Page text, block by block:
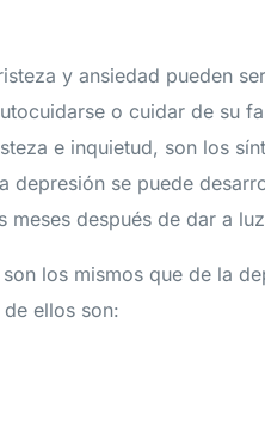
y ansiedad pueden
o cuidar de su
e inquietud, son los
depresión se puede
meses después de dar a
los mismos que de la
ellos son: